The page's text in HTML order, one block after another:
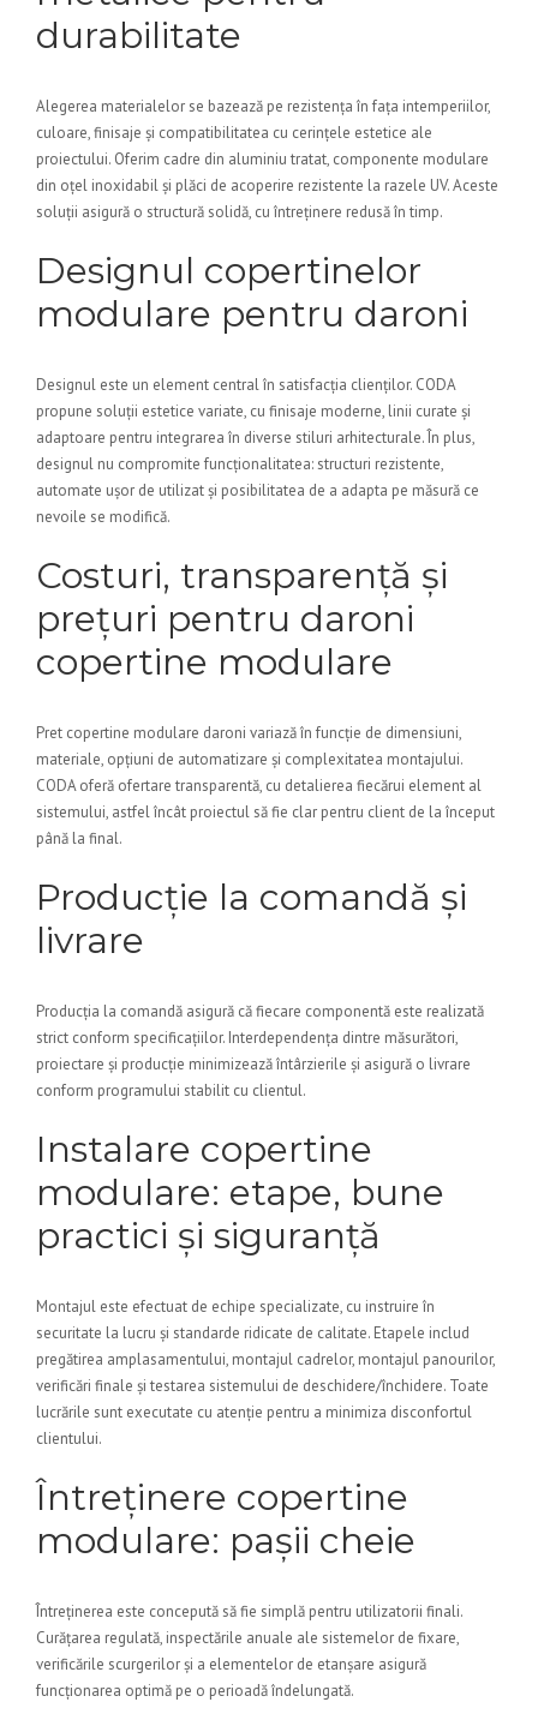
durabilitate
Alegerea materialelor se bazează pe rezistența în fața intemperiilor,
culoare, finisaje și compatibilitatea cu cerințele estetice ale
proiectului. Oferim cadre din aluminiu tratat, componente modulare
din oțel inoxidabil și plăci de acoperire rezistente la razele UV. Aceste
soluții asigură o structură solidă, cu întreținere redusă în timp.
Designul copertinelor
modulare pentru daroni
Designul este un element central în satisfacția clienților. CODA
propune soluții estetice variate, cu finisaje moderne, linii curate și
adaptoare pentru integrarea în diverse stiluri arhitecturale. În plus,
designul nu compromite funcționalitatea: structuri rezistente,
automate ușor de utilizat și posibilitatea de a adapta pe măsură ce
nevoile se modifică.
Costuri, transparență și
prețuri pentru daroni
copertine modulare
Pret copertine modulare daroni variază în funcție de dimensiuni,
materiale, opțiuni de automatizare și complexitatea montajului.
CODA oferă ofertare transparentă, cu detalierea fiecărui element al
sistemului, astfel încât proiectul să fie clar pentru client de la început
până la final.
Producție la comandă și
livrare
Producția la comandă asigură că fiecare componentă este realizată
strict conform specificațiilor. Interdependența dintre măsurători,
proiectare și producție minimizează întârzierile și asigură o livrare
conform programului stabilit cu clientul.
Instalare copertine
modulare: etape, bune
practici și siguranță
Montajul este efectuat de echipe specializate, cu instruire în
securitate la lucru și standarde ridicate de calitate. Etapele includ
pregătirea amplasamentului, montajul cadrelor, montajul panourilor,
verificări finale și testarea sistemului de deschidere/închidere. Toate
lucrările sunt executate cu atenție pentru a minimiza disconfortul
clientului.
Întreținere copertine
modulare: pașii cheie
Întreținerea este concepută să fie simplă pentru utilizatorii finali.
Curățarea regulată, inspectările anuale ale sistemelor de fixare,
verificările scurgerilor și a elementelor de etanșare asigură
funcționarea optimă pe o perioadă îndelungată.